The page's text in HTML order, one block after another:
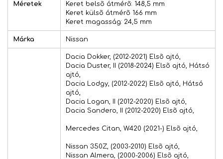
Méretek
Keret belsõ átmérõ: 148,5 mm
Keret külsõ átmérõ 166 mm
Keret magasság: 24,5 mm
Márka Nissan
Dacia Dokker, (2012-2021) Elsõ ajtó,
Dacia Duster, II (2018-2024) Elsõ ajtó, Hátsó
ajtó,
Dacia Lodgy, (2012-2022) Elsõ ajtó, Hátsó
ajtó,
Dacia Logan, II (2012-2020) Elsõ ajtó,
Dacia Sandero, II (2012-2020) Elsõ ajtó,
Mercedes Citan, W420 (2021-) Elsõ ajtó,
Nissan 350Z, (2003-2010) Elsõ ajtó,
Nissan Almera, (2000-2006) Elsõ ajtó,